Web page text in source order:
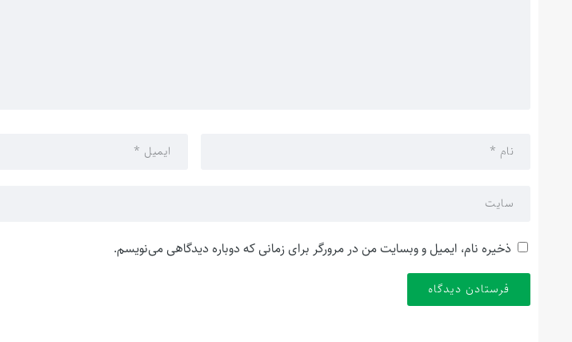
ذخیره نام، ایمیل و وبسایت من در مرورگر برای زمانی که دوباره دیدگاهی می‌نویسم.